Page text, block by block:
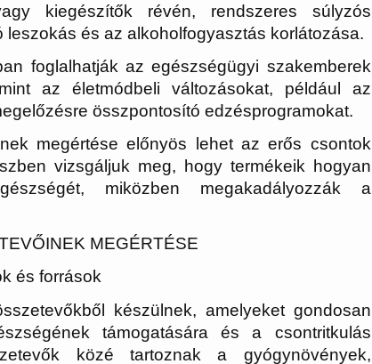
kiegészítők révén, rendszeres súlyzós
és az alkoholfogyasztás korlátozása.
foglalhatják az egészségügyi szakemberek
az életmódbeli változásokat, például az
összpontosító edzésprogramokat.
megértése előnyös lehet az erős csontok
vizsgáljuk meg, hogy termékeik hogyan
miközben megakadályozzák a
MEGÉRTÉSE
és források
készülnek, amelyeket gondosan
támogatására és a csontritkulás
közé tartoznak a gyógynövények,